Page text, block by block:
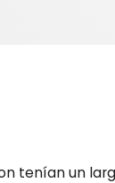
tenían un